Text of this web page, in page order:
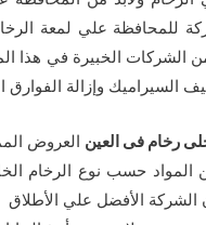
للمحافظة علي لمعة
الشركات الخبيرة في هذا
السيراميك وإزالة الفوارق
رخام فى العين العروض
المواد حسب نوع الرخام
الشركة الأفضل علي الأطلاق